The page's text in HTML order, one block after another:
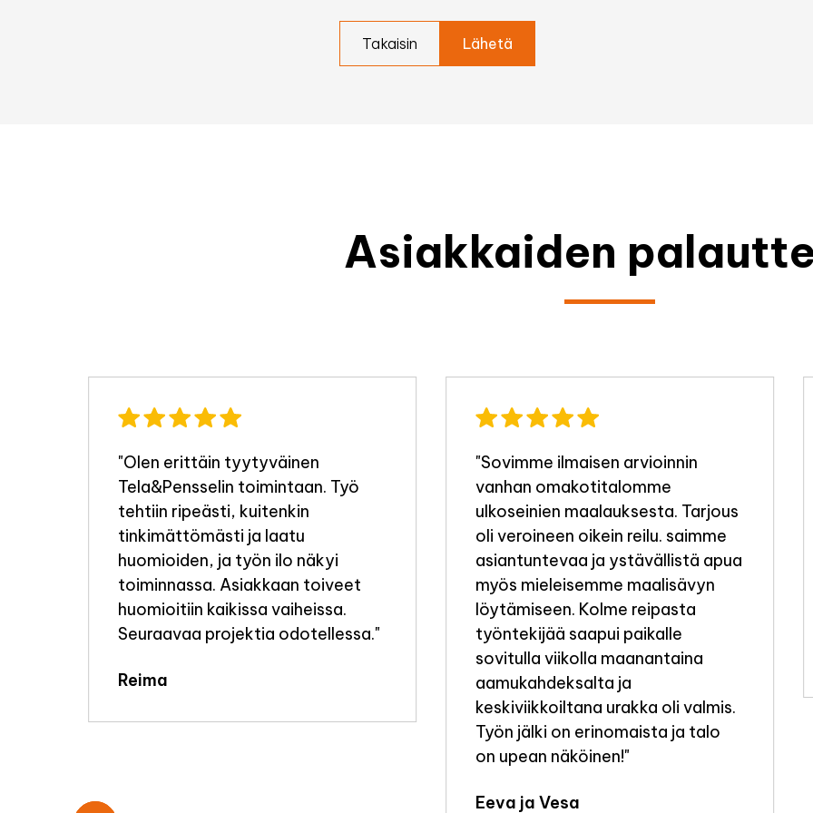
Takaisin
Asiakkaiden
"Olen erittäin tyytyväinen
Tela&Pensselin toimintaan. Työ
tehtiin ripeästi, kuitenkin
tinkimättömästi ja laatu
huomioiden, ja työn ilo näkyi
toiminnassa. Asiakkaan toiveet
huomioitiin kaikissa vaiheissa.
Seuraavaa projektia odotellessa."
Reima
"Sovimme ilmaisen arvioinnin
vanhan omakotitalomme
ulkoseinien maalauksesta. Tarjous
oli veroineen oikein reilu. saimme
asiantuntevaa ja ystävällistä apua
myös mieleisemme maalisävyn
löytämiseen. Kolme reipasta
työntekijää saapui paikalle
sovitulla viikolla maanantaina
aamukahdeksalta ja
keskiviikkoiltana urakka oli valmis.
Työn jälki on erinomaista ja talo
on upean näköinen!"
Eeva ja Vesa